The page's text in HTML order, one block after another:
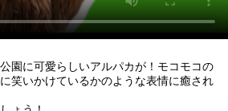
園に可愛らしいアルパカが！モコモコの
笑いかけているかのような表情に癒され